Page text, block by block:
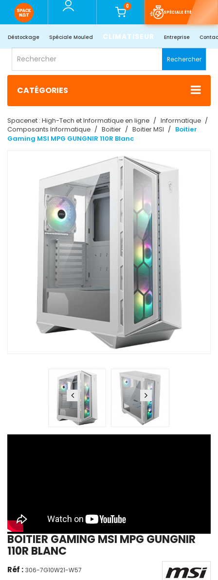
0
SPÉCIALE ÉTÉ
Déstockage Spéciale Mouled CLIMATISEUR Entreprise
Rechercher
CATÉGORIES
Spacenet : High-Tech et Informatique en ligne
Informatique
Composants Informatique
Boitier Boitier MSI
Boitier
Gaming MSI MPG GUNGNIR 110R Blanc
BOITIER GAMING MSI MPG GUNGNIR
110R BLANC
Réf : 306-7G10W21-W57